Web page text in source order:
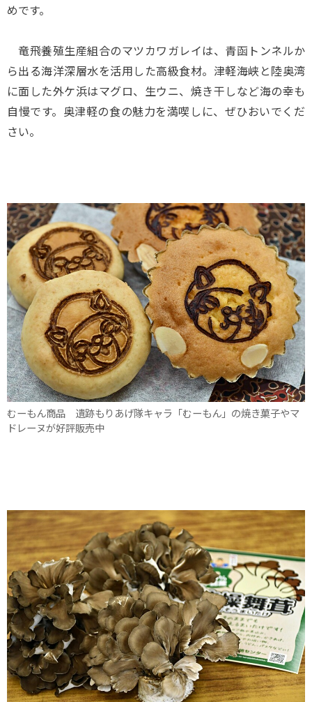
めです。
竜飛養殖生産組合のマツカワガレイは、青函トンネルか
ら出る海洋深層水を活用した高級食材。津軽海峡と陸奥湾
に面した外ケ浜はマグロ、生ウニ、焼き干しなど海の幸も
自慢です。奥津軽の食の魅力を満喫しに、ぜひおいでくだ
さい。
むーもん商品 遺跡もりあげ隊キャラ「むーもん」の焼き菓子やマ
ドレーヌが好評販売中